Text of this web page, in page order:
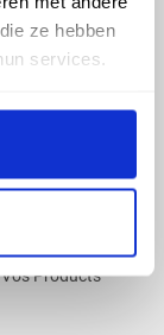
ze hebben
services.
2026
Products